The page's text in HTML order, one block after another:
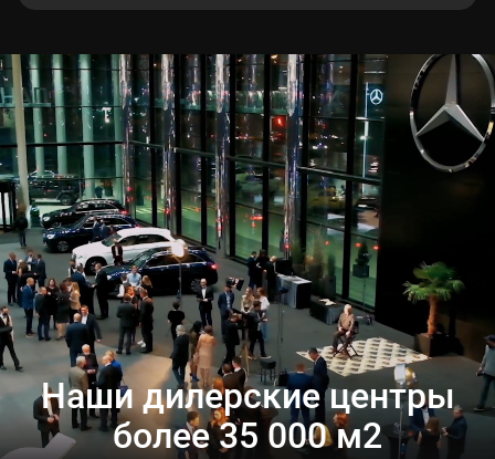
Наши дилерские центры
более 35 000 м2